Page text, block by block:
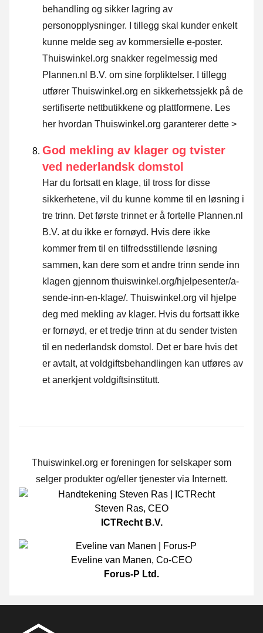
behandling og sikker lagring av
personopplysninger. I tillegg skal kunder enkelt
kunne melde seg av kommersielle e-poster.
Thuiswinkel.org snakker regelmessig med
Plannen.nl B.V. om sine forpliktelser. I tillegg
utfører Thuiswinkel.org en sikkerhetssjekk på de
sertifiserte nettbutikkene og plattformene. Les
her hvordan Thuiswinkel.org garanterer dette >
God mekling av klager og tvister
ved nederlandsk domstol
Har du fortsatt en klage, til tross for disse
sikkerhetene, vil du kunne komme til en løsning i
tre trinn. Det første trinnet er å fortelle Plannen.nl
B.V. at du ikke er fornøyd. Hvis dere ikke
kommer frem til en tilfredsstillende løsning
sammen, kan dere som et andre trinn sende inn
klagen gjennom thuiswinkel.org/hjelpesenter/a-
sende-inn-en-klage/. Thuiswinkel.org vil hjelpe
deg med mekling av klager. Hvis du fortsatt ikke
er fornøyd, er et tredje trinn at du sender tvisten
til en nederlandsk domstol. Det er bare hvis det
er avtalt, at voldgiftsbehandlingen kan utføres av
et anerkjent voldgiftsinstitutt.
Thuiswinkel.org er foreningen for selskaper som
selger produkter og/eller tjenester via Internett.
Steven Ras, CEO
ICTRecht B.V.
Eveline van Manen, Co-CEO
Forus-P Ltd.